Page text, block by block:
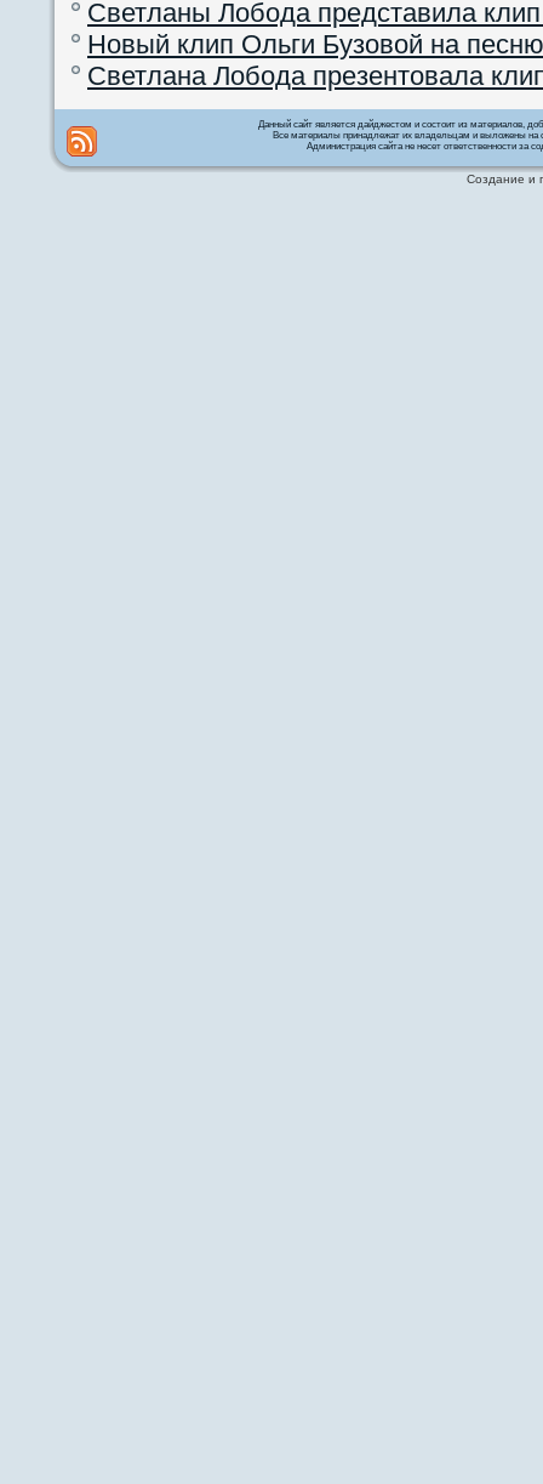
Светланы Лобода представила
Новый клип Ольги Бузовой на
Светлана Лобода презентовала
Данный сайт является дайджестом и состоит из материалов,
Все материалы принадлежат их владельцам и выложены на
Администрация сайта не несет ответственности за
Создание и